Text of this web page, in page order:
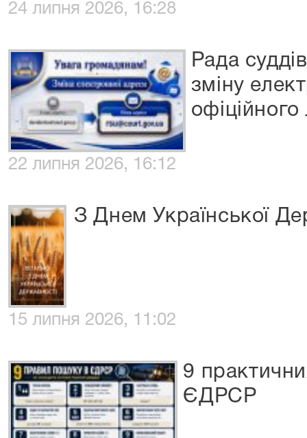
24 липня 2026, 16:28
Рада
зміну
22 липня 2026, 16:12
З Днем Української
15 липня 2026, 11:02
9
ЄДРСР